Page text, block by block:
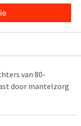
van 80-
door mantelzorg